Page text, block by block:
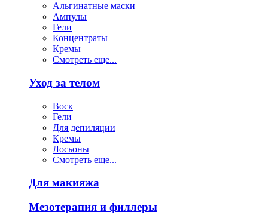
Альгинатные маски
Ампулы
Гели
Концентраты
Кремы
Смотреть еще...
Уход за телом
Воск
Гели
Для депиляции
Кремы
Лосьоны
Смотреть еще...
Для макияжа
Мезотерапия и филлеры